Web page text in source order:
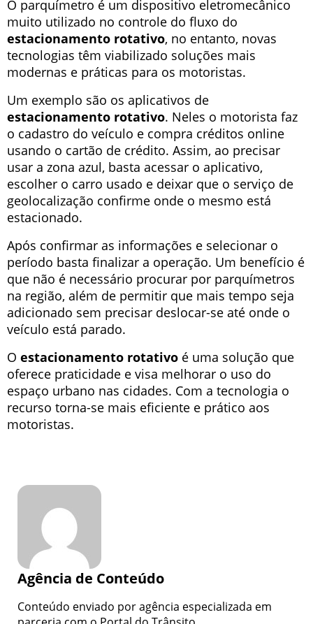
O parquímetro é um dispositivo eletromecânico
muito utilizado no controle do fluxo do
estacionamento rotativo, no entanto, novas
tecnologias têm viabilizado soluções mais
modernas e práticas para os motoristas.
Um exemplo são os aplicativos de
estacionamento rotativo. Neles o motorista faz
o cadastro do veículo e compra créditos online
usando o cartão de crédito. Assim, ao precisar
usar a zona azul, basta acessar o aplicativo,
escolher o carro usado e deixar que o serviço de
geolocalização confirme onde o mesmo está
estacionado.
Após confirmar as informações e selecionar o
período basta finalizar a operação. Um benefício é
que não é necessário procurar por parquímetros
na região, além de permitir que mais tempo seja
adicionado sem precisar deslocar-se até onde o
veículo está parado.
O estacionamento rotativo é uma solução que
oferece praticidade e visa melhorar o uso do
espaço urbano nas cidades. Com a tecnologia o
recurso torna-se mais eficiente e prático aos
motoristas.
Agência de Conteúdo
Conteúdo enviado por agência especializada em